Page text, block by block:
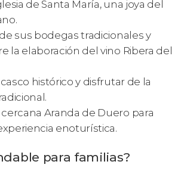
de Santa María, una joya del
sus bodegas tradicionales y
la elaboración del vino Ribera del
histórico y disfrutar de la
Aranda de Duero para
enoturística.
para familias?